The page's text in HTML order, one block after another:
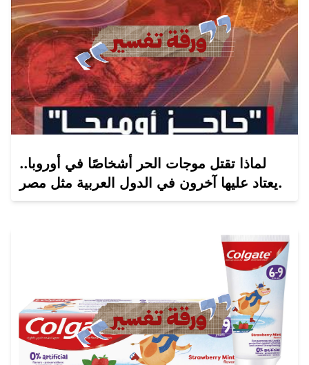
لماذا تقتل موجات الحر أشخاصًا في أوروبا..
يعتاد عليها آخرون في الدول العربية مثل مصر.